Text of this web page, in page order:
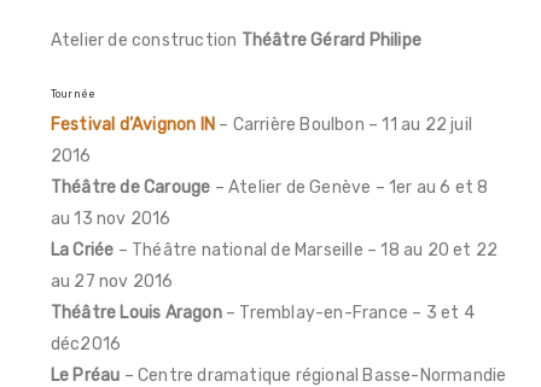
Atelier de construction Théâtre Gérard Philipe
Tournée
Festival d’Avignon IN – Carrière Boulbon – 11 au 22 juil
2016
Théâtre de Carouge – Atelier de Genève – 1er au 6 et 8
au 13 nov 2016
La Criée – Théâtre national de Marseille – 18 au 20 et 22
au 27 nov 2016
Théâtre Louis Aragon– Tremblay-en-France – 3 et 4
déc2016
Le Préau – Centre dramatique régional Basse-Normandie